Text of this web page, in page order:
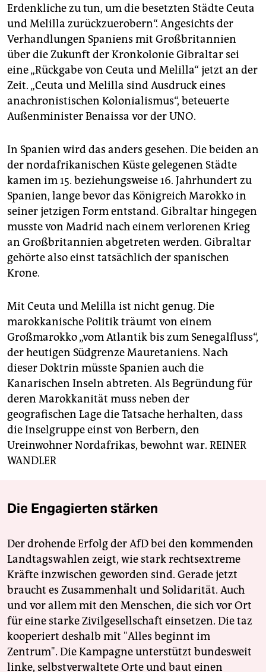
Erdenkliche zu tun, um die besetzten Städte Ceuta
und Melilla zurückzuerobern“. Angesichts der
Verhandlungen Spaniens mit Großbritannien
über die Zukunft der Kronkolonie Gibraltar sei
eine „Rückgabe von Ceuta und Melilla“ jetzt an der
Zeit. „Ceuta und Melilla sind Ausdruck eines
anachronistischen Kolonialismus“, beteuerte
Außenminister Benaissa vor der UNO.
In Spanien wird das anders gesehen. Die beiden an
der nordafrikanischen Küste gelegenen Städte
kamen im 15. beziehungsweise 16. Jahrhundert zu
Spanien, lange bevor das Königreich Marokko in
seiner jetzigen Form entstand. Gibraltar hingegen
musste von Madrid nach einem verlorenen Krieg
an Großbritannien abgetreten werden. Gibraltar
gehörte also einst tatsächlich der spanischen
Krone.
Mit Ceuta und Melilla ist nicht genug. Die
marokkanische Politik träumt von einem
Großmarokko „vom Atlantik bis zum Senegalfluss“,
der heutigen Südgrenze Mauretaniens. Nach
dieser Doktrin müsste Spanien auch die
Kanarischen Inseln abtreten. Als Begründung für
deren Marokkanität muss neben der
geografischen Lage die Tatsache herhalten, dass
die Inselgruppe einst von Berbern, den
Ureinwohner Nordafrikas, bewohnt war. REINER
WANDLER
Die Engagierten stärken
Der drohende Erfolg der AfD bei den kommenden
Landtagswahlen zeigt, wie stark rechtsextreme
Kräfte inzwischen geworden sind. Gerade jetzt
braucht es Zusammenhalt und Solidarität. Auch
und vor allem mit den Menschen, die sich vor Ort
für eine starke Zivilgesellschaft einsetzen. Die taz
kooperiert deshalb mit "Alles beginnt im
Zentrum". Die Kampagne unterstützt bundesweit
linke, selbstverwaltete Orte und baut einen